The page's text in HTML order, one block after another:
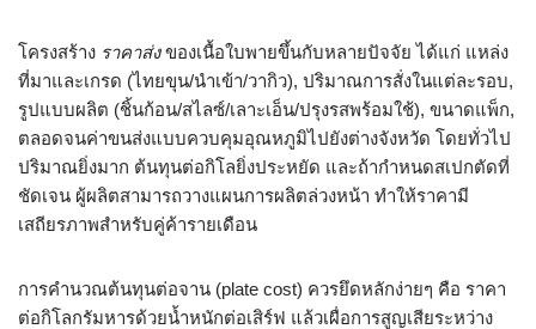
โครงสร้าง ราคาส่งของเนื้อใบพายขึ้นกับหลายปัจจัย ได้แก่ แหล่ง
ที่มาและเกรด (ไทยขุน/นำเข้า/วากิว), ปริมาณการสั่งในแต่ละรอบ,
รูปแบบผลิต (ชิ้นก้อน/สไลซ์/เลาะเอ็น/ปรุงรสพร้อมใช้), ขนาดแพ็ก,
ตลอดจนค่าขนส่งแบบควบคุมอุณหภูมิไปยังต่างจังหวัด โดยทั่วไป
ปริมาณยิ่งมาก ต้นทุนต่อกิโลยิ่งประหยัด และถ้ากำหนดสเปกตัดที่
ชัดเจน ผู้ผลิตสามารถวางแผนการผลิตล่วงหน้า ทำให้ราคามี
เสถียรภาพสำหรับคู่ค้ารายเดือน
การคำนวณต้นทุนต่อจาน (plate cost) ควรยึดหลักง่ายๆ คือ ราคา
ต่อกิโลกรัมหารด้วยน้ำหนักต่อเสิร์ฟ แล้วเผื่อการสูญเสียระหว่าง